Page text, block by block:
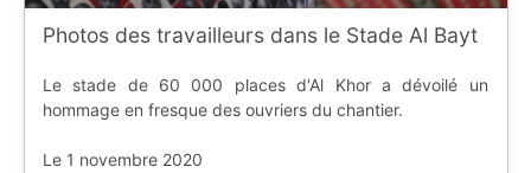
Photos des travailleurs dans le Stade Al Bayt
Le stade de 60 000 places d'Al Khor a dévoilé un
hommage en fresque des ouvriers du chantier.
Le 1 novembre 2020